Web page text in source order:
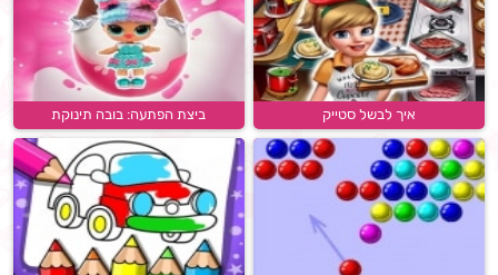
איך לבשל סטייק ביצת הפתעה: בובה תינוקת